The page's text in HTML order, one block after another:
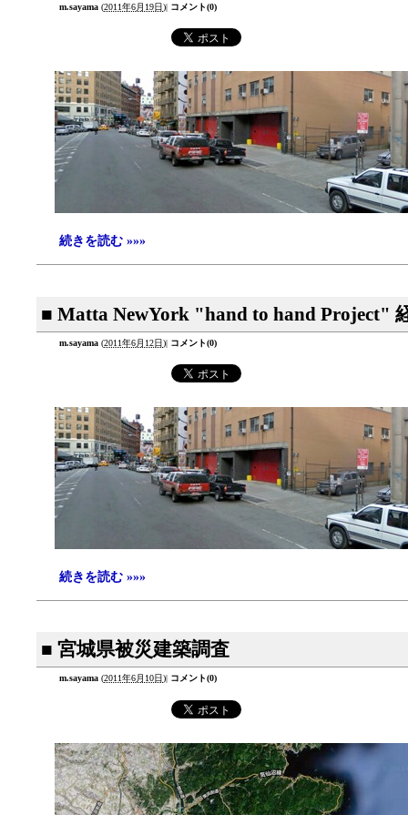
m.sayama (2011年6月19日)| コメント(0)
続きを読む »»»
■ Matta NewYork "hand to hand Project"
m.sayama (2011年6月12日)| コメント(0)
続きを読む »»»
■ 宮城県被災建築調査
m.sayama (2011年6月10日) コメント(0)